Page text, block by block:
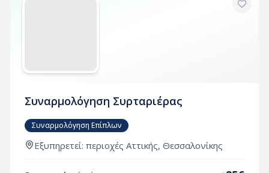
Συναρμολόγηση Συρταριέρας
Συναρμολόγηση Επίπλων
Εξυπηρετεί: περιοχές Αττικής, Θεσσαλονίκης